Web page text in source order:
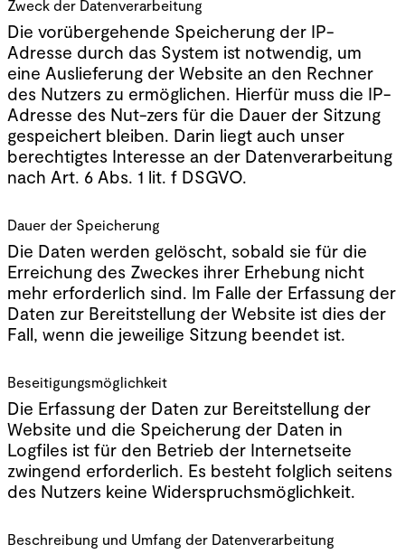
Zweck der Datenverarbeitung
Die vorübergehende Speicherung der IP-
Adresse durch das System ist notwendig, um
eine Auslieferung der Website an den Rechner
des Nutzers zu ermöglichen. Hierfür muss die IP-
Adresse des Nut-zers für die Dauer der Sitzung
gespeichert bleiben. Darin liegt auch unser
berechtigtes Interesse an der Datenverarbeitung
nach Art. 6 Abs. 1 lit. f DSGVO.
Dauer der Speicherung
Die Daten werden gelöscht, sobald sie für die
Erreichung des Zweckes ihrer Erhebung nicht
mehr erforderlich sind. Im Falle der Erfassung der
Daten zur Bereitstellung der Website ist dies der
Fall, wenn die jeweilige Sitzung beendet ist.
Beseitigungsmöglichkeit
Die Erfassung der Daten zur Bereitstellung der
Website und die Speicherung der Daten in
Logfiles ist für den Betrieb der Internetseite
zwingend erforderlich. Es besteht folglich seitens
des Nutzers keine Widerspruchsmöglichkeit.
Beschreibung und Umfang der Datenverarbeitung